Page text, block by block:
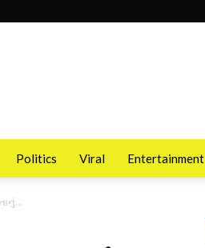
Politics Viral Entertainment